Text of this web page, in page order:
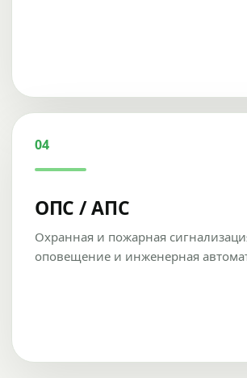
04
ОПС / АПС
Охранная и пожарная
оповещение и инженерная